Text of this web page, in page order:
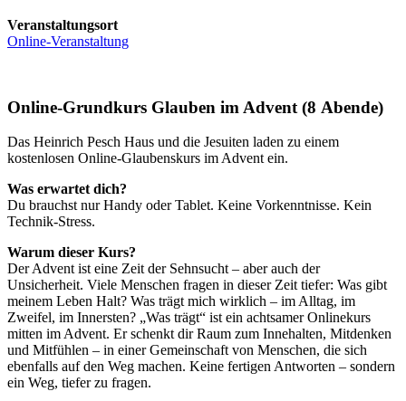
Veranstaltungsort
Online-Veranstaltung
Online-Grundkurs Glauben im Advent (8 Abende)
Das Heinrich Pesch Haus und die Jesuiten laden zu einem
kostenlosen Online-Glaubenskurs im Advent ein.
Was erwartet dich?
Du brauchst nur Handy oder Tablet. Keine Vorkenntnisse. Kein
Technik-Stress.
Warum dieser Kurs?
Der Advent ist eine Zeit der Sehnsucht – aber auch der
Unsicherheit. Viele Menschen fragen in dieser Zeit tiefer: Was gibt
meinem Leben Halt? Was trägt mich wirklich – im Alltag, im
Zweifel, im Innersten? „Was trägt“ ist ein achtsamer Onlinekurs
mitten im Advent. Er schenkt dir Raum zum Innehalten, Mitdenken
und Mitfühlen – in einer Gemeinschaft von Menschen, die sich
ebenfalls auf den Weg machen. Keine fertigen Antworten – sondern
ein Weg, tiefer zu fragen.